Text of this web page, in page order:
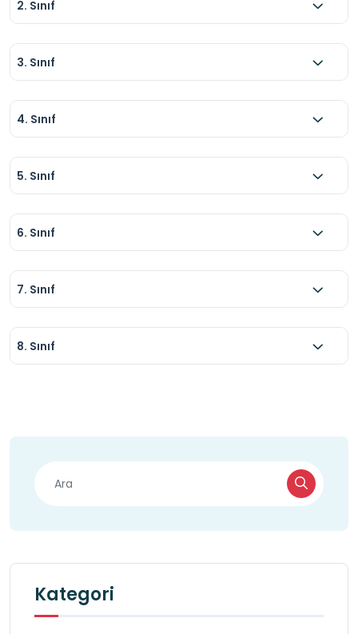
2. Sınıf
3. Sınıf
4. Sınıf
5. Sınıf
6. Sınıf
7. Sınıf
8. Sınıf
Kategori